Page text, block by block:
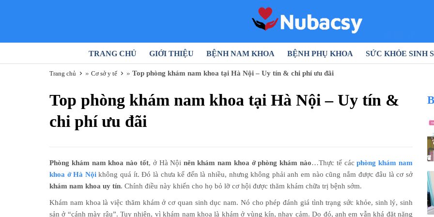
TRANG CHỦ GIỚI THIỆU BỆNH NAM KHOA BỆNH PHỤ KHOA SỨC KHỎE SINH
Trang chủ » Cơ sở y tế » Top phòng khám nam khoa tại Hà Nội – Uy tín & chi phí ưu đãi
Top phòng khám nam khoa tại Hà Nội – Uy tín &
chi phí ưu đãi
Phòng khám nam khoa nào tốt, ở Hà Nộinên khám nam khoa ở phòng khám nào…Thực tế các phòng khám nam
khoa ở Hà Nộikhông quá ít. Đó là chưa kể đến là nhiều, nhưng không phải anh em nào cũng nắm được đâu là cơ sở
khám nam khoa uy tín. Chính điều này khiến cho họ bỏ lỡ cơ hội được thăm khám chữa trị bệnh sớm.
Khám nam khoa là việc thăm khám ở cơ quan sinh dục nam. Nó cho phép đánh giá tình trạng sức khỏe, sinh lý, sinh
sản ở “cánh mày râu”. Tuy nhiên, vì khám nam khoa là khám ở vùng kín, nhạy cảm. Do đó, anh em vẫn khá đặt nặng